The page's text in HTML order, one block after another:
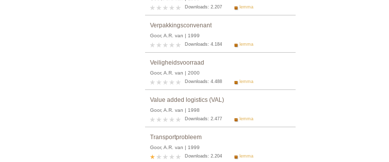
Downloads: 2.207 lemma
Verpakkingsconvenant
Goor, A.R. van | 1999
Downloads: 4.184 lemma
Veiligheidsvoorraad
Goor, A.R. van | 2000
Downloads: 4.488 lemma
Value added logistics (VAL)
Goor, A.R. van | 1998
Downloads: 2.477 lemma
Transportprobleem
Goor, A.R. van | 1999
Downloads: 2.204 lemma